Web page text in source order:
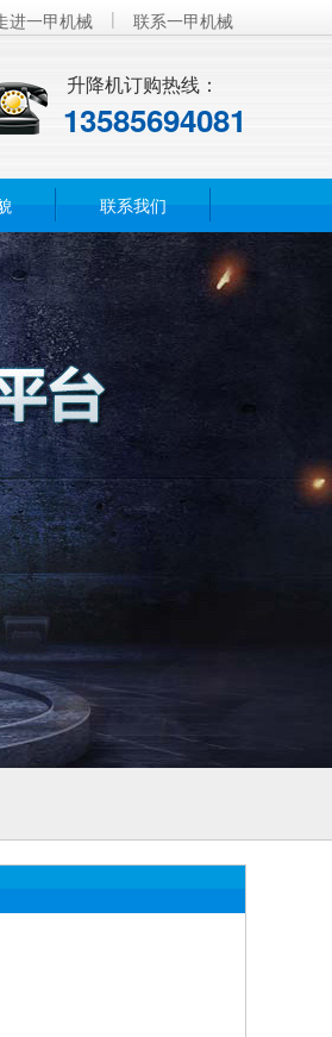
进一甲机械 | 联系一甲机械
升降机订购热线：
13585694081
联系我们